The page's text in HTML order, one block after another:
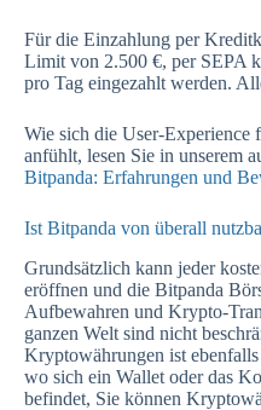
Für die Einzahlung per
Limit von 2.500 €, per SEPA
pro Tag eingezahlt werden.
Wie sich die User-Experience
anfühlt, lesen Sie in unserem
Bitpanda: Erfahrungen und
Ist Bitpanda von überall
Grundsätzlich kann jeder
eröffnen und die Bitpanda
Aufbewahren und Krypto-
ganzen Welt sind nicht
Kryptowährungen ist
wo sich ein Wallet oder das
befindet, Sie können